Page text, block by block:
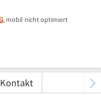
mobil nicht optimiert
Kontakt